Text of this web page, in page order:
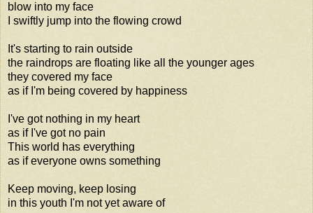
blow into my face
I swiftly jump into the flowing crowd
It's starting to rain outside
the raindrops are floating like all the younger ages
they covered my face
as if I'm being covered by happiness
I've got nothing in my heart
as if I've got no pain
This world has everything
as if everyone owns something
Keep moving, keep losing
in this youth I'm not yet aware of